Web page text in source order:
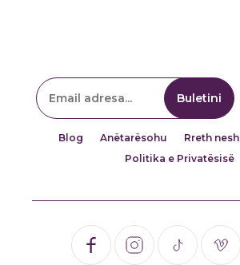
Blog Anëtarësohu Rreth nesh
Politika e Privatësisë